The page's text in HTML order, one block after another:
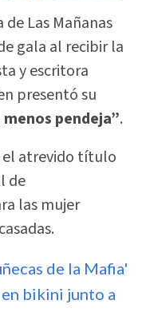
de Las Mañanas
gala al recibir la
y escritora
presentó su
pendeja”.
el atrevido título
de
las mujer
de la Mafia'
bikini junto a